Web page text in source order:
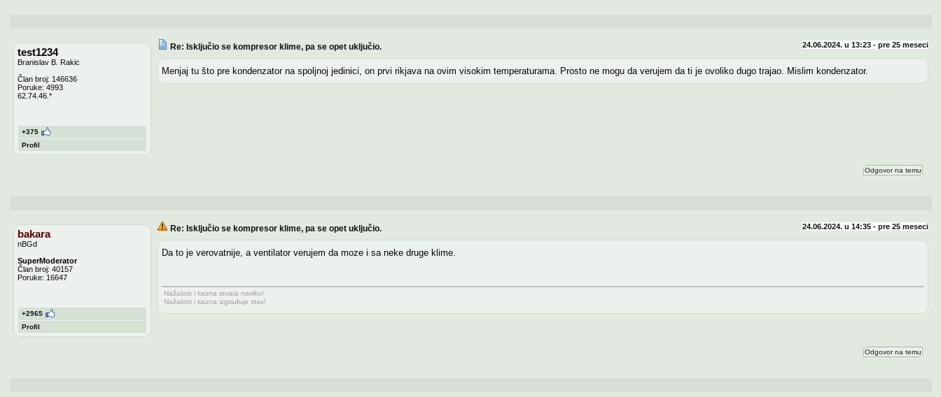
test1234
Branislav B. Rakic
Član broj: 146636
Poruke: 4993
62.74.46.*
+375
Profil
Re: Isključio se kompresor klime, pa se opet uključio. 24.06.2024. u 13:23 - pre 25 meseci
Menjaj tu što pre kondenzator na spoljnoj jedinici, on prvi rikjava na ovim visokim temperaturama. Prosto ne mogu da verujem da ti je ovoliko dugo trajao. Mislim kondenzator.
Odgovor na temu
bakara
nBGd
SuperModerator
Član broj: 40157
Poruke: 16647
+2965
Profil
Re: Isključio se kompresor klime, pa se opet uključio. 24.06.2024. u 14:35 - pre 25 meseci
Da to je verovatnije, a ventilator verujem da moze i sa neke druge klime.
Nažalost i kazna stvara naviku!
Nažalost i kazna izgrađuje stav!
Odgovor na temu